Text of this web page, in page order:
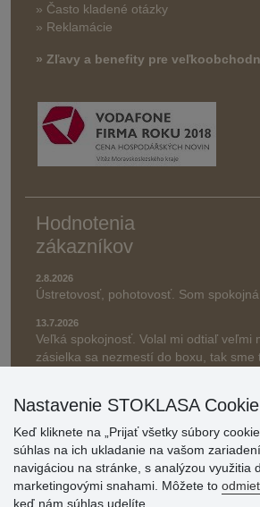
» Často kladené otázky
» Reklamácie
» Zľavy a benefity pre
Hodnotenia
zákazníkov
2.8.2026
Ústretovosť, pohotovosť. Som spokojná.
13.7.2026
Veľká spokojnosť. Volal mi odtiaľ veľmi
zásielka sa nezmestí do boxu, tak sme
» Aktuálne 6948 recenzií
* Recenzie neoverujeme
Nastavenie STOKLASA Cookie
Keď kliknete na „Prijať všetky súbory
súhlas na ich ukladanie na vašom
navigáciou na stránke, s analýzou využitia
marketingovými snahami. Môžete to
keď nám súhlas udelíte.